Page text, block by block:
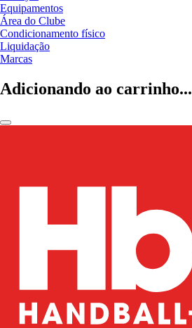
Equipamentos
Área do Clube
Condicionamento físico
Liquidação
Marcas
Adicionando ao carrinho...